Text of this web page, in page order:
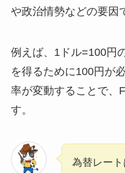
や政治情勢などの要因
例えば、1ドル=100円
を得るために100円が
率が変動することで、
す。
為替レート